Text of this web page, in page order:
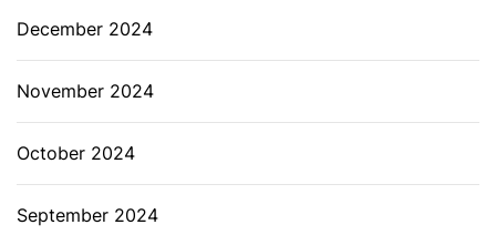
December 2024
November 2024
October 2024
September 2024